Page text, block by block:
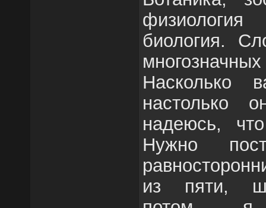
биология.
Насколько
надеюсь,
Нужно
из пяти,